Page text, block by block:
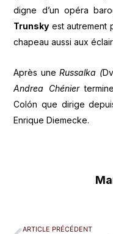
digne d’un opéra
Trunsky est autrement
chapeau aussi aux
Après uneRussalka (
Andrea Chénier
Colón que dirige
Enrique Diemecke.
ARTICLE PRÉCÉDENT